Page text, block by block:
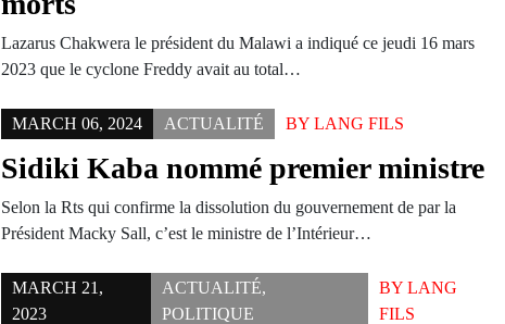
Lazarus Chakwera le président du Malawi a indiqué ce jeudi 16 mars
2023 que le cyclone Freddy avait au total…
MARCH 06, 2024 ACTUALITÉ BYLANG FILS
Sidiki Kaba nommé premier ministre
Selon la Rts qui confirme la dissolution du gouvernement de par la
Président Macky Sall, c’est le ministre de l’Intérieur…
MARCH 21,
2023
ACTUALITÉ,
POLITIQUE
BYLANG
FILS